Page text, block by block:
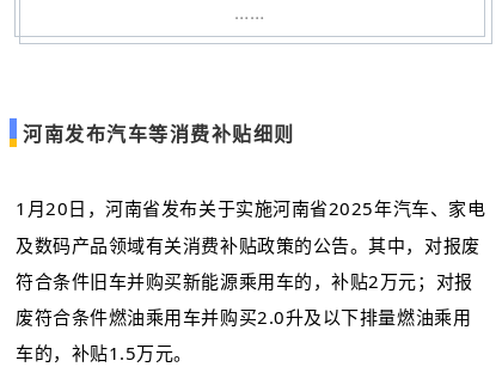
……
河南发布汽车等消费补贴细则
1月20日，河南省发布关于实施河南省2025年汽车、家电
及数码产品领域有关消费补贴政策的公告。其中，对报废
符合条件旧车并购买新能源乘用车的，补贴2万元；对报
废符合条件燃油乘用车并购买2.0升及以下排量燃油乘用
车的，补贴1.5万元。